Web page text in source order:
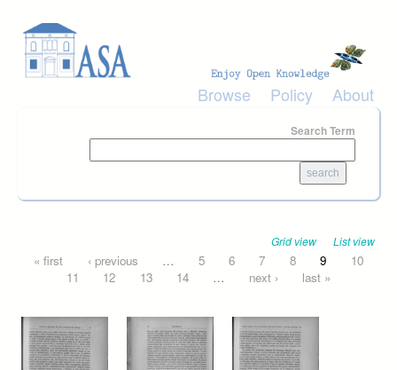
Browse Policy About
Search Term
Grid view List view
Pages
« first ‹ previous … 5 6 7 8 9
10
11
12 13 14 … next › last »